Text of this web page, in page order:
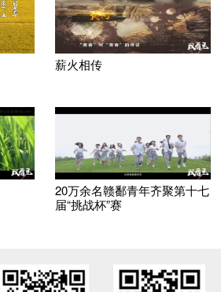
薪火相传
20万余名赣鄱青年齐聚第十七
届“挑战杯”赛